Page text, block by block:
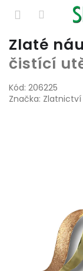
Přejít
na
obsah
Zlaté
čistící
Kód: 206225
Značka: Zlatnictví